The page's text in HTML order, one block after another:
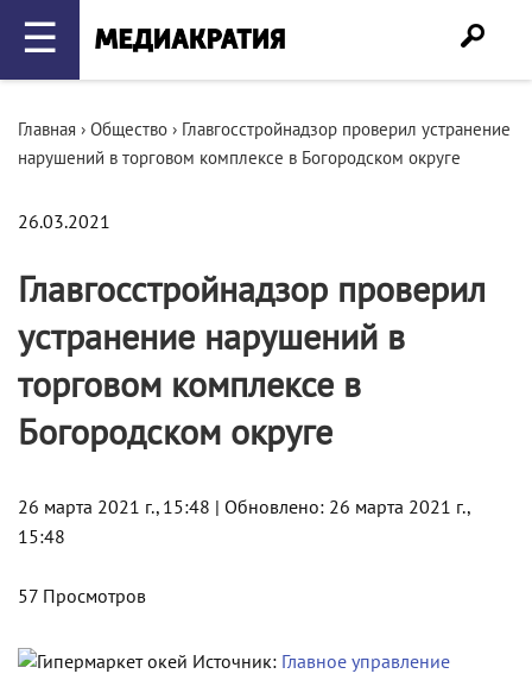
☰
Главная › Общество › Главгосстройнадзор проверил устранение
нарушений в торговом комплексе в Богородском округе
26.03.2021
Главгосстройнадзор проверил
устранение нарушений в
торговом комплексе в
Богородском округе
26 марта 2021 г., 15:48 | Обновлено: 26 марта 2021 г.,
15:48
57 Просмотров
Источник: Главное управление